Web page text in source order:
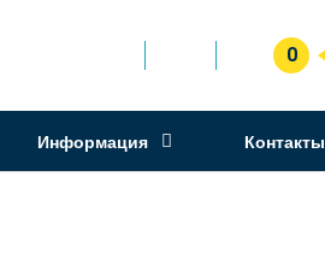
0
Информация Контакты